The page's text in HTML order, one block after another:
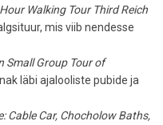
Walking Tour Third Reich
mis viib nendesse
Small Group Tour of
läbi ajalooliste pubide ja
Cable Car, Chocholow Baths,